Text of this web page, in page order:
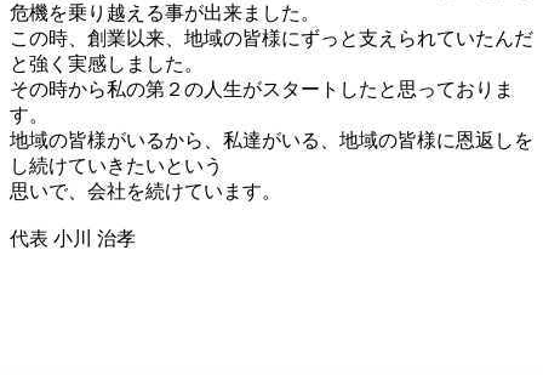
危機を乗り越える事が出来ました。
この時、創業以来、地域の皆様にずっと支えられていたんだ
と強く実感しました。
その時から私の第２の人生がスタートしたと思っておりま
す。
地域の皆様がいるから、私達がいる、地域の皆様に恩返しを
し続けていきたいという
思いで、会社を続けています。
代表 小川 治孝